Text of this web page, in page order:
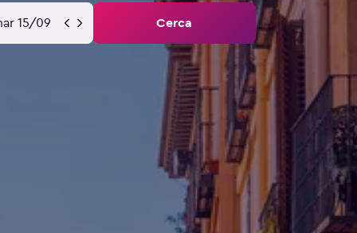
15/09 Cerca